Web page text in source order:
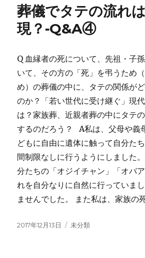
葬儀でタテの流れ
現？‐Q&A④
Q 血縁者の死について、先祖・子
いて、その方の「死」を弔うため
め）の葬儀の中に、タテの関係が
のか？「若い世代に受け継ぐ」現
は？家族葬、近親者葬の中にタテ
するのだろう？ A私は、父母や義
どもに自由に遺体に触って自分た
間制限なしに行うようにしました
分たちの「オジイチャン」「オバ
れを自分なりに自然に行っていま
ませんでした。 また私は、家族の
投
2017年12月13日
カ
未分類